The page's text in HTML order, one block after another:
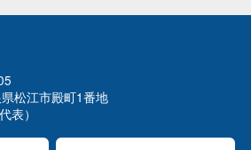
松江市殿町1番地
）